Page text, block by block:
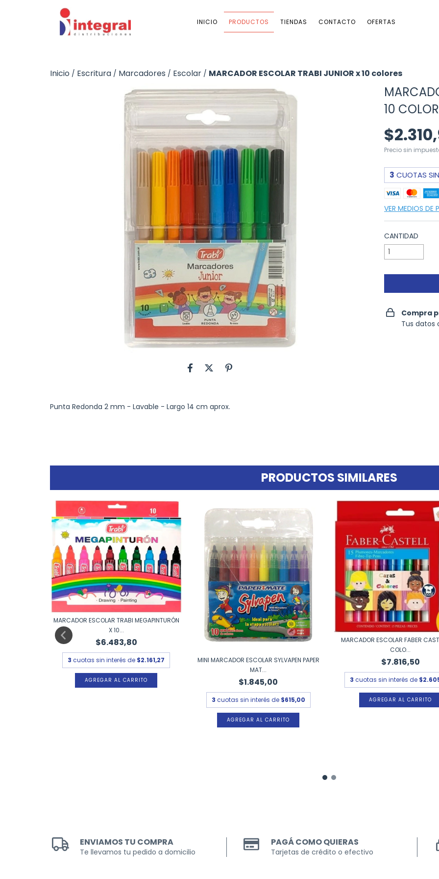
INICIO PRODUCTOS TIENDAS CONTACTO OFERTAS
Inicio / Escritura / Marcadores / Escolar / MARCADOR ESCOLAR TRABI JUNIOR x 10 colores
Punta Redonda 2 mm - Lavable - Largo 14 cm aprox.
10
Precio sin
3 CUOTAS
VER MEDIOS DE
CANTIDAD
Compra
Tus datos
PRODUCTOS SIMILARES
MARCADOR ESCOLAR TRABI MEGAPINTURÓN
X 10...
$6.483,80
3 cuotas sin interés de $2.161,27
MINI MARCADOR ESCOLAR SYLVAPEN PAPER
MAT...
$1.845,00
3 cuotas sin interés de $615,00
MARCADOR ESCOLAR FABER
COLO...
$7.816,50
3 cuotas sin interés de
ENVIAMOS TU COMPRA
Te llevamos tu pedido a domicilio
PAGÁ COMO QUIERAS
Tarjetas de crédito o efectivo